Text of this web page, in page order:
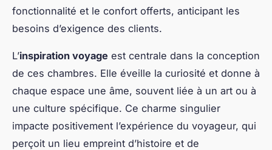
fonctionnalité et le confort offerts, anticipant les
besoins d’exigence des clients.
L’inspiration voyage est centrale dans la conception
de ces chambres. Elle éveille la curiosité et donne à
chaque espace une âme, souvent liée à un art ou à
une culture spécifique. Ce charme singulier
impacte positivement l’expérience du voyageur, qui
perçoit un lieu empreint d’histoire et de